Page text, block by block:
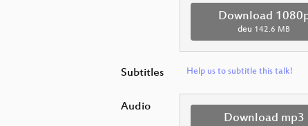
Download
deu 142.6 MB
Subtitles Help us to subtitle this talk!
Audio
Download mp3